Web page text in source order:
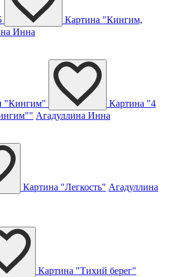
Картина "Кингим,
Инна
Картина "4
Агадуллина Инна
Картина "Легкость" Агадуллина
Картина "Тихий берег"